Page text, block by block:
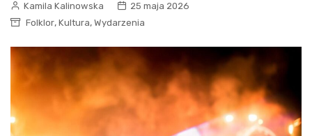
Kamila Kalinowska
25 maja 2026
Folklor, Kultura, Wydarzenia